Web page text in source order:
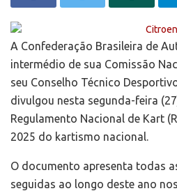
A Confederação Brasileira de
intermédio de sua Comissão
seu Conselho Técnico
divulgou nesta segunda-feira
Regulamento Nacional de Kart
2025 do kartismo nacional.
O documento apresenta todas
seguidas ao longo deste ano